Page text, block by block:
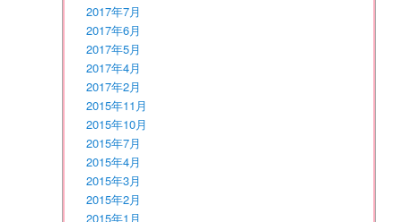
2017年7月
2017年6月
2017年5月
2017年4月
2017年2月
2015年11月
2015年10月
2015年7月
2015年4月
2015年3月
2015年2月
2015年1月